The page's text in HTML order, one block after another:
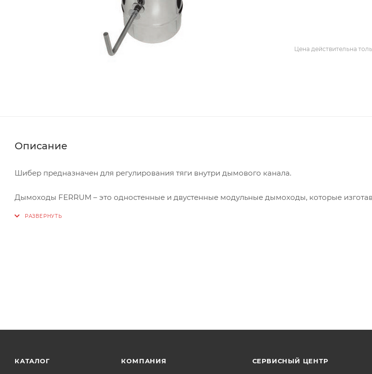
Цена действительна
Описание
Шибер предназначен для регулирования тяги внутри дымового канала.
Дымоходы FERRUM – это одностенные и двустенные модульные дымоходы, которые
КАТАЛОГ КОМПАНИЯ СЕРВИСНЫЙ ЦЕНТР